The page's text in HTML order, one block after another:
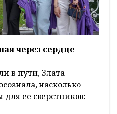
через сердце
в пути, Злата
насколько
ее сверстников: